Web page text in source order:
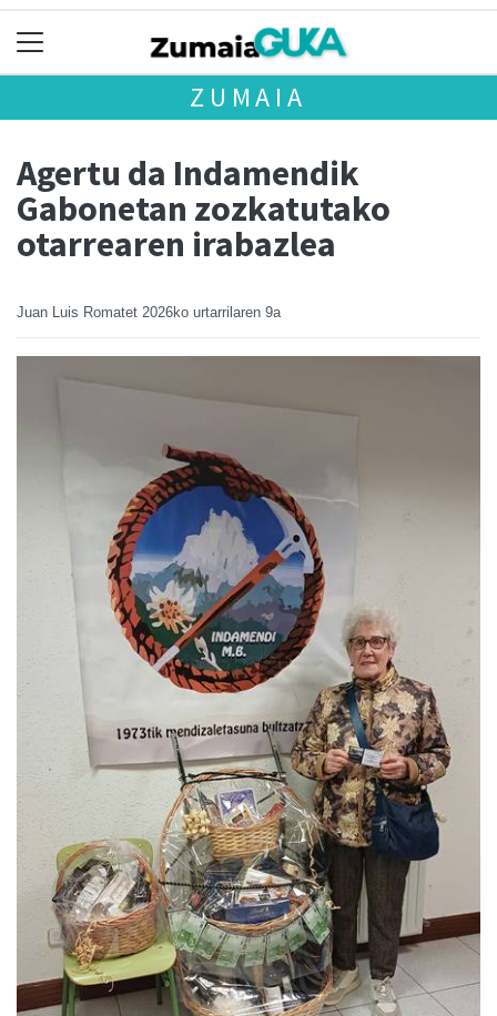
ZUMAIA
Agertu da Indamendik
Gabonetan zozkatutako
otarrearen irabazlea
Juan Luis Romatet 2026ko urtarrilaren 9a